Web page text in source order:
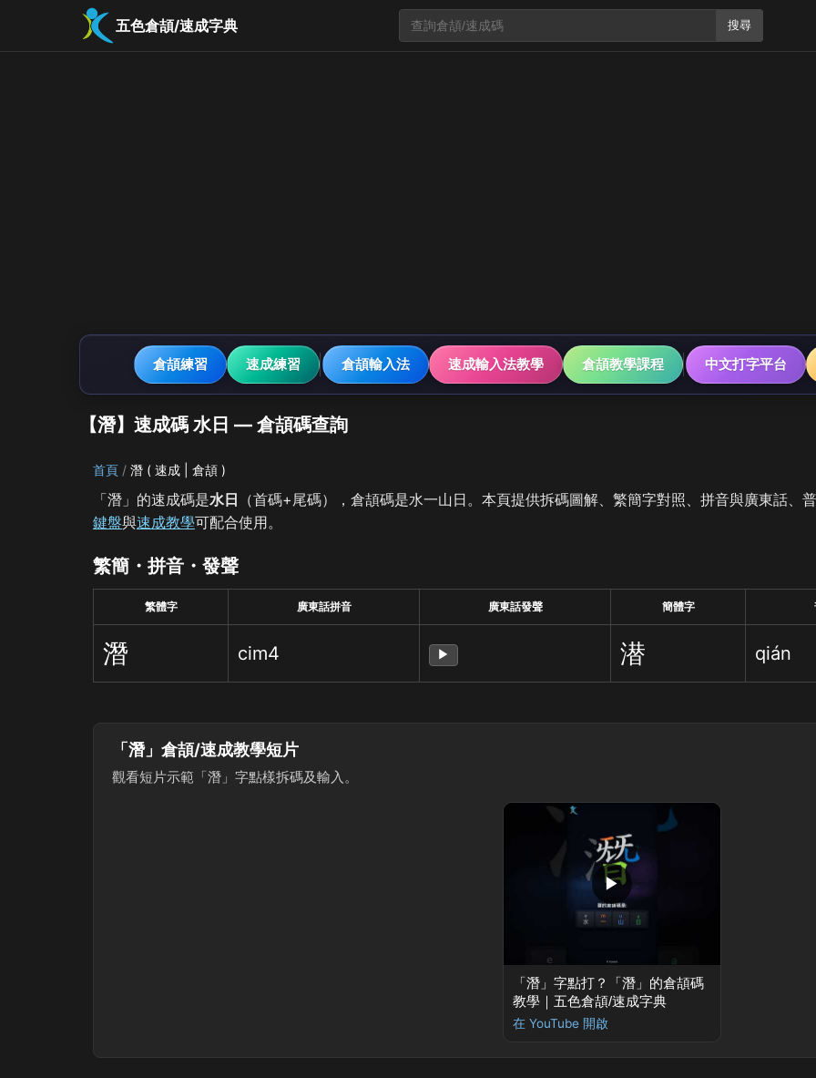
五色倉頡/速成字典 搜尋
倉頡練習 速成練習 倉頡輸入法 速成輸入法教學 倉頡教學課程 中文打字平台
【潛】速成碼 水日 — 倉頡碼查詢
首頁 潛 ( 速成 | 倉頡 )
「潛」的速成碼是水日 （首碼+尾碼），倉頡碼是水一山日。本頁提供拆碼圖解、繁簡字對照、拼音與廣東話、
鍵盤與速成教學可配合使用。
繁簡・拼音・發聲
繁體字 廣東話拼音 廣東話發聲 簡體字
潛 cim4 ▶ 潜 qián
「潛」倉頡/速成教學短片
觀看短片示範「潛」字點樣拆碼及輸入。
▶
「潛」字點打？「潛」的倉頡碼
教學｜五色倉頡/速成字典
在 YouTube 開啟